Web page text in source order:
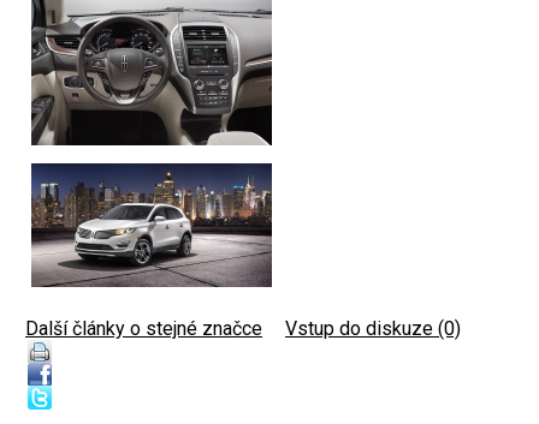
Další články o stejné značce Vstup do diskuze (0)